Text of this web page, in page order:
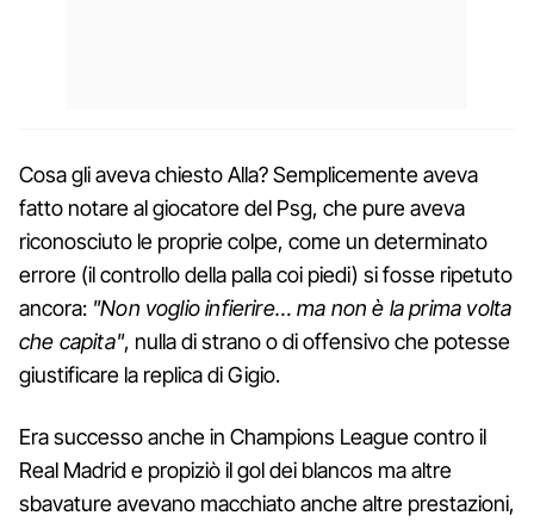
Cosa gli aveva chiesto Alla? Semplicemente aveva
fatto notare al giocatore del Psg, che pure aveva
riconosciuto le proprie colpe, come un determinato
errore (il controllo della palla coi piedi) si fosse ripetuto
ancora: "Non voglio infierire… ma non è la prima volta
che capita", nulla di strano o di offensivo che potesse
giustificare la replica di Gigio.
Era successo anche in Champions League contro il
Real Madrid e propiziò il gol dei blancos ma altre
sbavature avevano macchiato anche altre prestazioni,